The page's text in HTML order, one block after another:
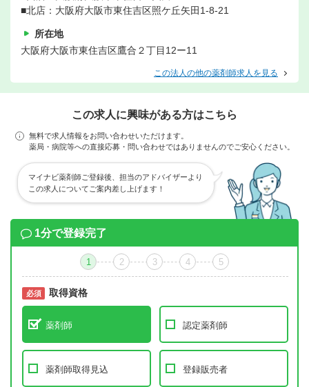
■北店：大阪府大阪市東住吉区照ケ丘矢田1-8-21
所在地
大阪府大阪市東住吉区鷹合２丁目12ー11
この法人の他の薬剤師求人を見る
この求人に興味がある方はこちら
無料で求人情報をお問い合わせいただけます。
薬局・病院等への直接応募・問い合わせではありませんのでご安心ください。
マイナビ薬剤師ご登録後、担当のアドバイザーより
この求人についてご案内差し上げます！
1分で登録完了
1 2 3 4 5
必須 取得資格
薬剤師 認定薬剤師
薬剤師取得見込 登録販売者